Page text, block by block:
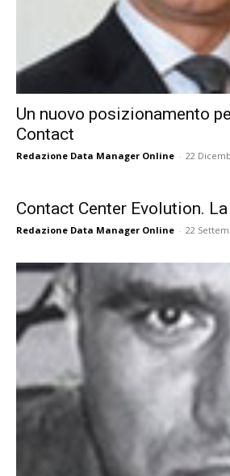
Un nuovo posizionamento
Contact
Redazione Data Manager Online - 22
Contact Center Evolution.
Redazione Data Manager Online - 22